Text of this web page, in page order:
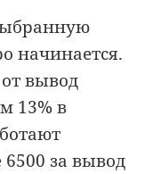
начинается.
вывод
13% в
за вывод